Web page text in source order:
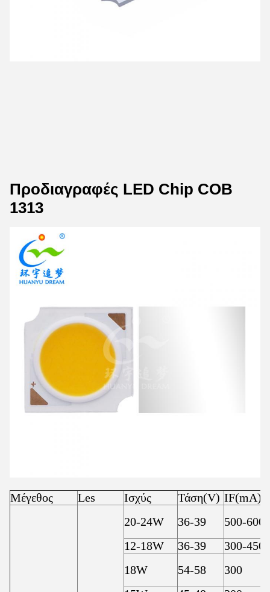
Προδιαγραφές LED Chip COB
1313
Μέγεθος Les Ισχύς Τάση(V) IF(mA)
20-24W 36-39
500-600
12-18W
36-39
300-450
18W
54-58
300